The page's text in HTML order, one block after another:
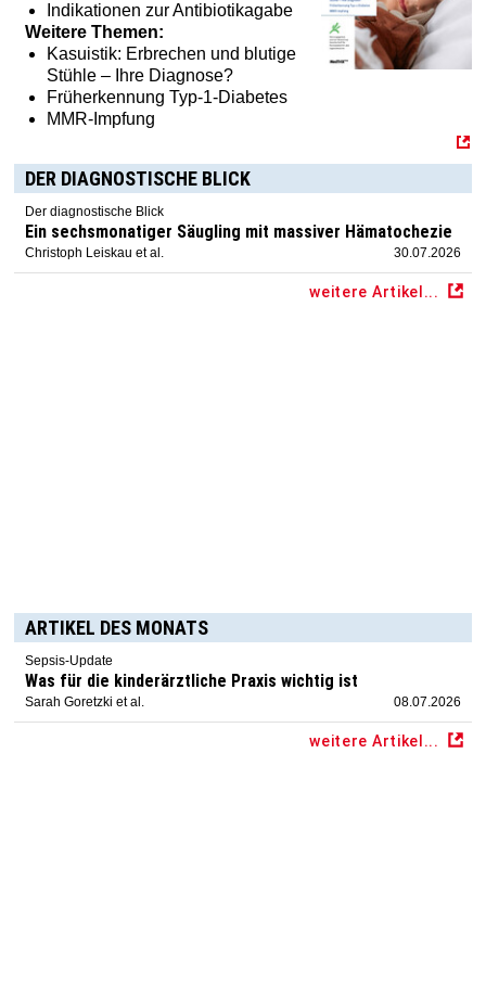
Indikationen zur Antibiotikagabe
Weitere Themen:
Kasuistik: Erbrechen und blutige
Stühle – Ihre Diagnose?
Früherkennung Typ-1-Diabetes
MMR-Impfung
DER DIAGNOSTISCHE BLICK
Der diagnostische Blick
Ein sechsmonatiger Säugling mit massiver Hämatochezie
Christoph Leiskau et al. 30.07.2026
weitere Artikel...
ARTIKEL DES MONATS
Sepsis-Update
Was für die kinderärztliche Praxis wichtig ist
Sarah Goretzki et al. 08.07.2026
weitere Artikel...